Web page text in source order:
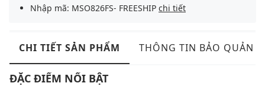
Nhập mã: MSO826FS- FREESHIP chi tiết
CHI TIẾT SẢN PHẨM THÔNG TIN BẢO QUẢN
ĐẶC ĐIỂM NỔI BẬT